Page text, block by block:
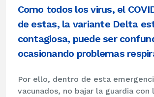
Como todos los virus, el
de estas, la variante Delta
contagiosa, puede ser
ocasionando problemas
Por ello, dentro de esta
vacunados, no bajar la guardia